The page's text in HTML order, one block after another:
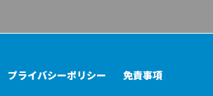
プライバシーポリシー 免責事項